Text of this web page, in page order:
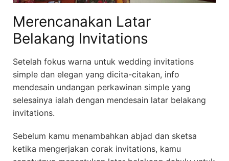
Merencanakan Latar
Belakang Invitations
Setelah fokus warna untuk wedding invitations
simple dan elegan yang dicita-citakan, info
mendesain undangan perkawinan simple yang
selesainya ialah dengan mendesain latar belakang
invitations.
Sebelum kamu menambahkan abjad dan sketsa
ketika mengerjakan corak invitations, kamu